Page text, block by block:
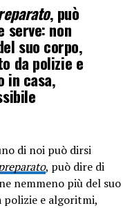
, può
serve: non
suo corpo,
da polizie e
in casa,
di noi può dirsi
, può dire di
nemmeno più del suo
polizie e algoritmi,